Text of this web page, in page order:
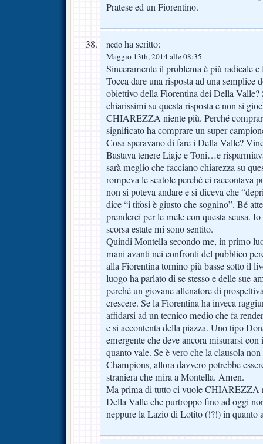
Pratese ed un Fiorentino.
nedo ha scritto:
Maggio 13th, 2014 alle 08:35
Sinceramente il problema è più radicale
Tocca dare una risposta ad una semplice
obiettivo della Fiorentina dei Della Valle?
chiarissimi su questa risposta e non si
CHIAREZZA niente più. Perché
significato ha comprare un super
Cosa speravano di fare i Della Valle?
Bastava tenere Liajc e Toni…e
sarà meglio che facciano chiarezza su
rompeva le scatole perché ci raccontava
non si poteva andare e si diceva che
dice “i tifosi è giusto che sognino”. Bé
prenderci per le mele con questa scusa.
scorsa estate mi sono sentito.
Quindi Montella secondo me, in primo
mani avanti nei confronti del pubblico
alla Fiorentina tornino più basse sotto il
luogo ha parlato di se stesso e delle sue
perché un giovane allenatore di
crescere. Se la Fiorentina ha inveca
affidarsi ad un tecnico medio che fa
e si accontenta della piazza. Uno tipo
emergente che deve ancora misurarsi
quanto vale. Se è vero che la clausola
Champions, allora davvero potrebbe
straniera che mira a Montella. Amen.
Ma prima di tutto ci vuole CHIAREZZA
Della Valle che purtroppo fino ad oggi
neppure la Lazio di Lotito (!?!) in quanto